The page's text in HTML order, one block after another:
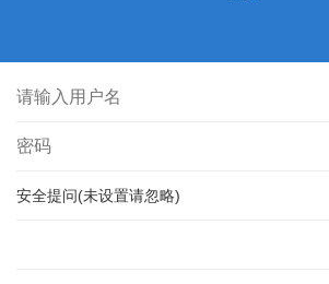
安全提问(未设置请忽略)